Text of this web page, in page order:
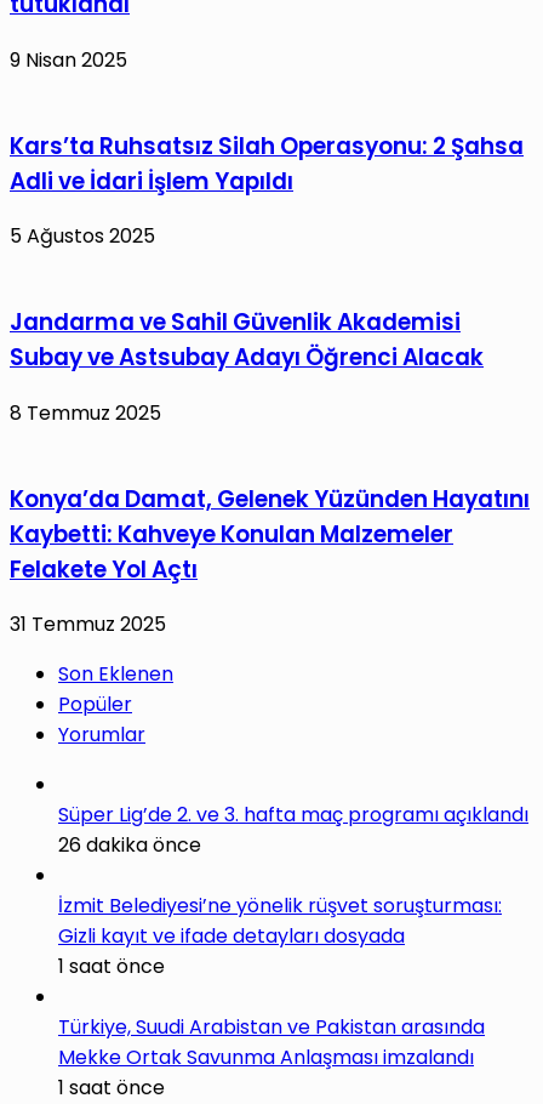
9 Nisan 2025
Kars’ta Ruhsatsız Silah Operasyonu: 2 Şahsa
Adli ve İdari İşlem Yapıldı
5 Ağustos 2025
Jandarma ve Sahil Güvenlik Akademisi
Subay ve Astsubay Adayı Öğrenci Alacak
8 Temmuz 2025
Konya’da Damat, Gelenek Yüzünden Hayatını
Kaybetti: Kahveye Konulan Malzemeler
Felakete Yol Açtı
31 Temmuz 2025
Son Eklenen
Popüler
Yorumlar
Süper Lig’de 2. ve 3. hafta maç programı açıklandı
26 dakika önce
İzmit Belediyesi’ne yönelik rüşvet soruşturması:
Gizli kayıt ve ifade detayları dosyada
1 saat önce
Türkiye, Suudi Arabistan ve Pakistan arasında
Mekke Ortak Savunma Anlaşması imzalandı
1 saat önce